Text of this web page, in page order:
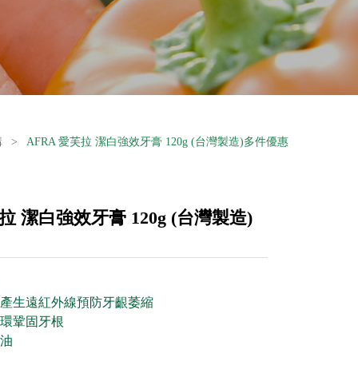
> AFRA 愛芙拉 潔白強效牙膏 120g (台灣製造)多件優惠
潔白強效牙膏 120g (台灣製造)
生遠紅外線預防牙齦萎縮
鞏固牙根